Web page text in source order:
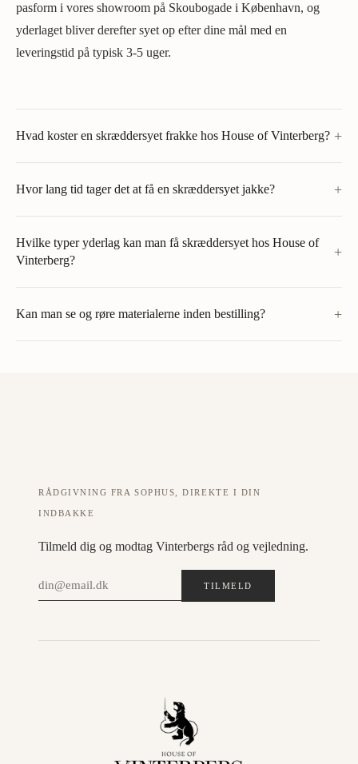
pasform i vores showroom på Skoubogade i København, og
yderlaget bliver derefter syet op efter dine mål med en
leveringstid på typisk 3-5 uger.
Hvad koster en skræddersyet frakke hos House of Vinterberg? +
Hvor lang tid tager det at få en skræddersyet jakke? +
Hvilke typer yderlag kan man få skræddersyet hos House of
Vinterberg?
+
Kan man se og røre materialerne inden bestilling? +
RÅDGIVNING FRA SOPHUS, DIREKTE I DIN
INDBAKKE
Tilmeld dig og modtag Vinterbergs råd og vejledning.
TILMELD